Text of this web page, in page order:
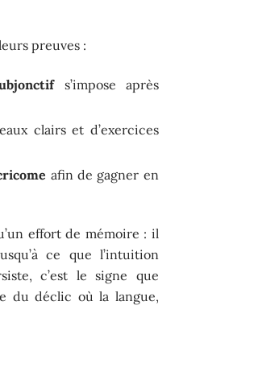
preuves :
s’impose après
clairs et d’exercices
afin de gagner en
effort de mémoire : il
ce que l’intuition
c’est le signe que
du déclic où la langue,